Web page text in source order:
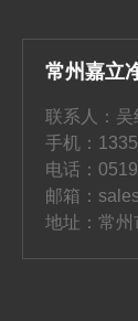
常州嘉立
联系人：吴
手机：
电话：
邮箱：
地址：常